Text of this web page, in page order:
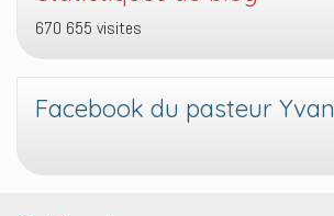
670 655 visites
Facebook du pasteur Yvan